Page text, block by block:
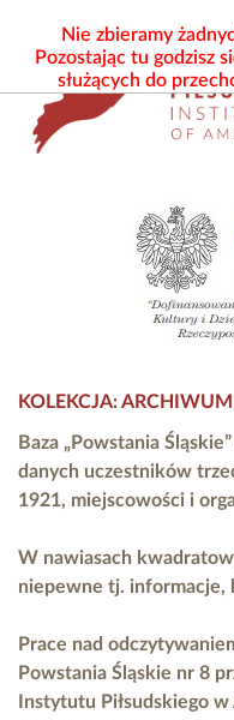
KOLEKCJA:
Baza „Powstania
danych uczestników
1921, miejscowości i
W nawiasach
niepewne tj. informacje,
Prace nad
Powstania Śląskie nr 8
Instytutu Piłsudskiego
Nie zbieramy
Pozostając tu godzisz
służących do